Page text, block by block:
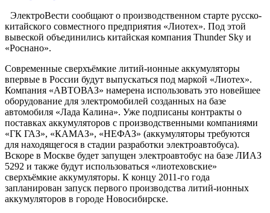
ЭлектроВести сообщают о производственном старте русско-
китайского совместного предприятия «Лиотех». Под этой
вывеской объединились китайская компания Thunder Sky и
«Роснано».
Современные сверхъёмкие литий-ионные аккумуляторы
впервые в России будут выпускаться под маркой «Лиотех».
Компания «АВТОВАЗ» намерена использовать это новейшее
оборудование для электромобилей созданных на базе
автомобиля «Лада Калина». Уже подписаны контракты о
поставках аккумуляторов с производственными компаниями
«ГК ГАЗ», «КАМАЗ», «НЕФАЗ» (аккумуляторы требуются
для находящегося в стадии разработки электроавтобуса).
Вскоре в Москве будет запущен электроавтобус на базе ЛИАЗ
5292 и также будут использоваться «лиотеховские»
сверхъёмкие аккумуляторы. К концу 2011-го года
запланирован запуск первого производства литий-ионных
аккумуляторов в городе Новосибирске.